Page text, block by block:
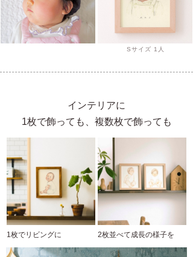
Sサイズ 1人
インテリアに
1枚で飾っても、複数枚で飾っても
1枚でリビングに 2枚並べて成長の様子を